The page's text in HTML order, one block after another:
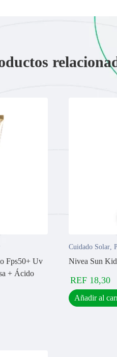
Fps50+ Uv
+ Ácido
Cuidado Solar,
Nivea Sun
REF 18,30
Añadir al